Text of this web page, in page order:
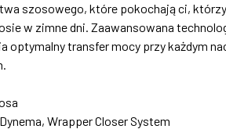
szosowego, które pokochają ci,
w zimne dni. Zaawansowana
optymalny transfer mocy przy każdym
Wrapper Closer System